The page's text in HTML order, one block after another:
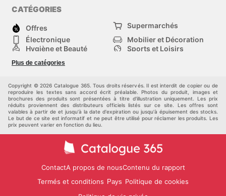
CATÉGORIES
Offres
Supermarchés
Électronique
Mobilier et Décoration
Hygiène et Beauté
Sports et Loisirs
Mode
Bricolage, jardin et
Plus de catégories
Copyright © 2026 Catalogue 365. Tous droits réservés. Il est interdit de copier ou de
reproduire les textes sans accord écrit préalable. Photos du produit, images et
brochures des produits sont présentées à titre d'illustration uniquement. Les prix
réduits proviennent des distributeurs officiels listés sur ce site. Les offres sont
valables à partir de et jusqu'à la date d'expiration ou jusqu'à épuisement des stocks.
Le but de ce site est informatif et ne peut être utilisé pour réclamer les produits. Les
prix peuvent varier en fonction du lieu.
ContactA propos de nousContenu du rapport
Termés et conditions Pays Politique de cookies